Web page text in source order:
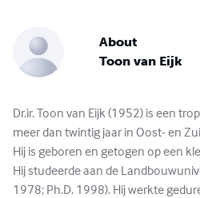
About
Toon van Eijk
Dr.ir. Toon van Eijk (1952) is een
meer dan twintig jaar in Oost- en
Hij is geboren en getogen op een
Hij studeerde aan de
1978; Ph.D. 1998). Hij werkte